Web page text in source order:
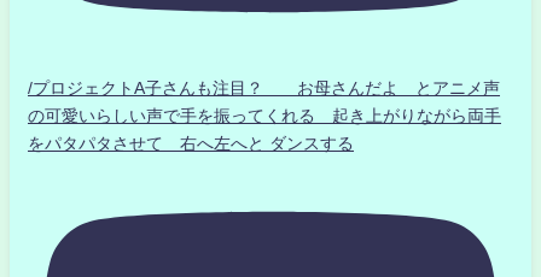
/プロジェクトA子さんも注目？ お母さんだよ とアニメ声
の可愛いらしい声で手を振ってくれる 起き上がりながら両手
をパタパタさせて 右へ左へと ダンスする